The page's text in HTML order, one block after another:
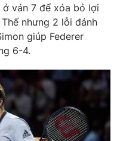
video
Thể thao
sản
ván 7 để xóa bỏ lợi
nhưng 2 lỗi đánh
giúp Federer
6-4.